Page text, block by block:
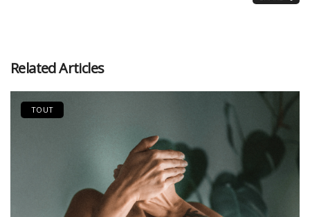
Related Articles
TOUT